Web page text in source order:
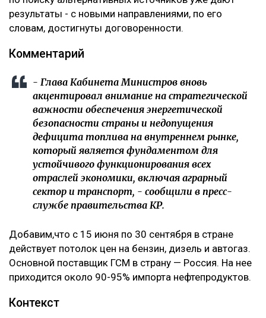
результаты - с новыми направлениями, по его
словам, достигнуты договоренности.
Комментарий
- Глава Кабинета Министров вновь
акцентировал внимание на стратегической
важности обеспечения энергетической
безопасности страны и недопущения
дефицита топлива на внутреннем рынке,
который является фундаментом для
устойчивого функционирования всех
отраслей экономики, включая аграрный
сектор и транспорт, - сообщили в пресс-
службе правительства КР.
Добавим,что с 15 июня по 30 сентября в стране
действует потолок цен на бензин, дизель и автогаз.
Основной поставщик ГСМ в страну — Россия. На нее
приходится около 90-95% импорта нефтепродуктов.
Контекст